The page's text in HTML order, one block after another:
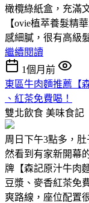
橄欖綠紙盒，充滿
【ovie植萃養髮精
感細膩，很有高級
繼續閱讀
1個月前
東區牛肉麵推薦【
、紅茶免費喝！
雙北飲食 美味食記
周日下午3點多，
然看到有家新開幕
牌【森記原汁牛肉
豆漿、麥香紅茶免
爽路線，座位配置